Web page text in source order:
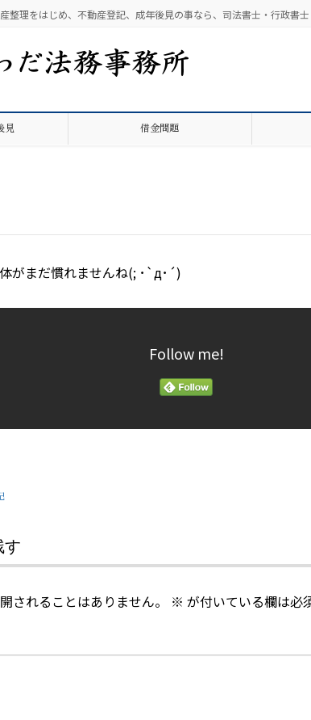
整理をはじめ、不動産登記、成年後見の事なら、司法書士・行政書
見 借金問題
がまだ慣れませんね(; ･`д･´)
Follow me!
す
されることはありません。 ※ が付いている欄は必